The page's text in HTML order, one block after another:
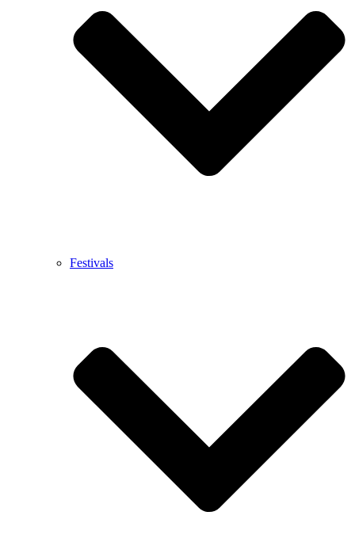
Festivals